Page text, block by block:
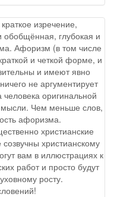
изречение,
обобщённая, глубокая и
Афоризм (в том числе
и четкой форме, и
и имеют явно
не аргументирует
человека оригинальной
Чем меньше слов,
афоризма.
христианские
христианскому
вам в иллюстрациях к
работ и просто будут
росту.